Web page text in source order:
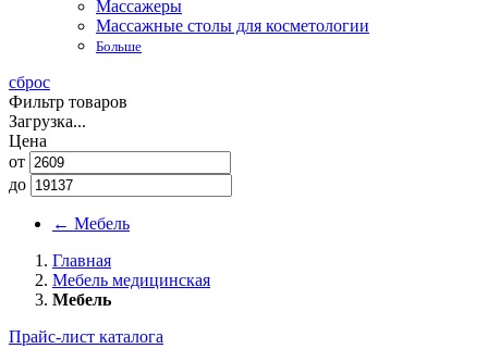
Массажеры
Массажные столы для косметологии
Больше
сброс
Фильтр товаров
Загрузка...
Цена
от
до
← Мебель
Главная
Мебель медицинская
Мебель
Прайс-лист каталога